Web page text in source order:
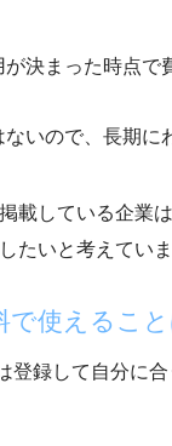
が決まった時点で
いので、長期に
載している企業は
たいと考えていま
で使えるこ
登録して自分に